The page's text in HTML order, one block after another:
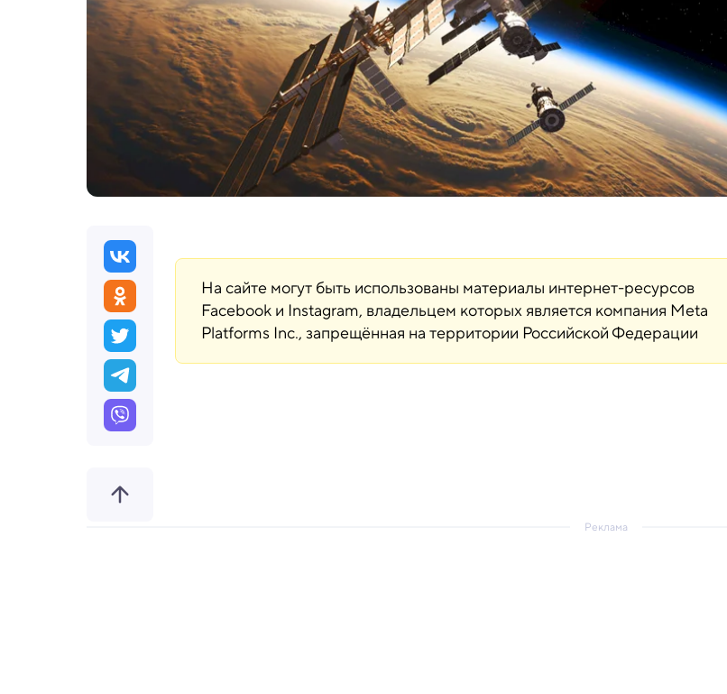
На сайте могут быть использованы материалы интернет-ресурсов
Facebook и Instagram, владельцем которых является компания Meta
Platforms Inc., запрещённая на территории Российской Федерации
Реклама